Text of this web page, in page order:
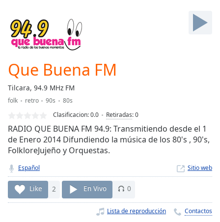
Backward
Skip
Forward
Current
Time0:00
Duration
Loaded:
Stream
Type LIVE
Seek to
currently
behind
liveLIVE
Remaining
Time-
Que Buena FM
Tilcara, 94.9 MHz FM
folk retro 90s
80s
Clasificacion:0.0 Retiradas:0
RADIO QUE BUENA FM 94.9: Transmitiendo desde el 1
de Enero 2014 Difundiendo la música de los 80's , 90's,
FolkloreJujeño y Orquestas.
Español Sitio web
Like 2 En Vivo 0
Lista de reproducción Contactos